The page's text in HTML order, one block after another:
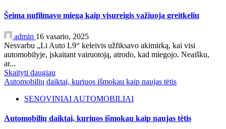
Šeima nufilmavo miegą kaip visureigis važiuoja greitkeliu
admin 16 vasario, 2025
Nesvarbu „Li Auto L9“ keleivis užfiksavo akimirką, kai visi
automobilyje, įskaitant vairuotoją, atrodo, kad miegojo. Neaišku,
ar...
Skaityti daugiau
Automobilių daiktai, kuriuos išmokau kaip naujas tėtis
SENOVINIAI AUTOMOBILIAI
Automobilių daiktai, kuriuos išmokau kaip naujas tėtis